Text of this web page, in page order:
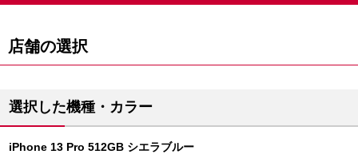
店舗の選択
選択した機種・カラー
iPhone 13 Pro 512GB シエラブルー